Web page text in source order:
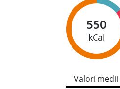
550
kCal
Valori